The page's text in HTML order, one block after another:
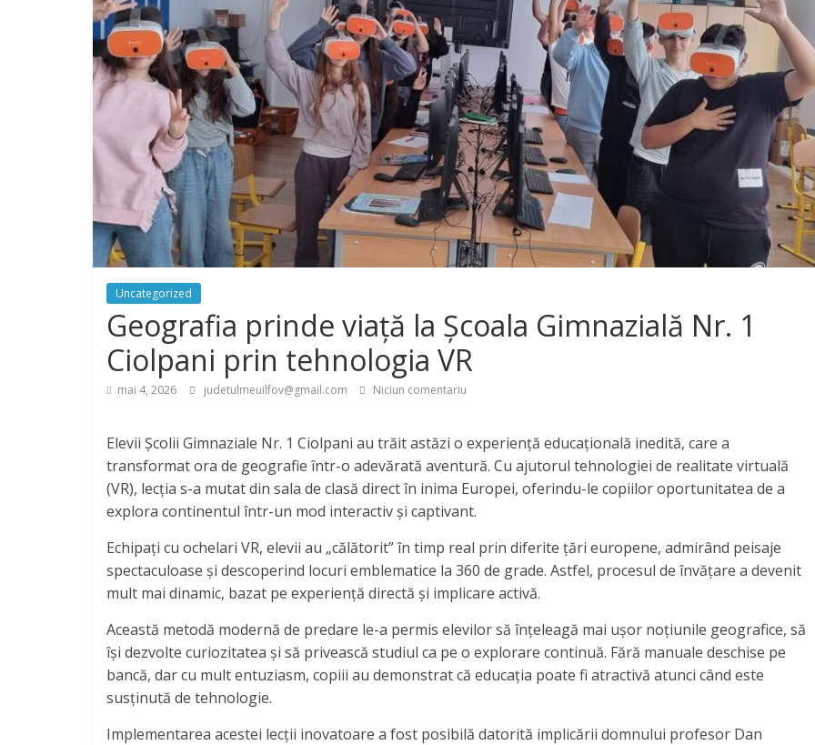
Uncategorized
Geografia prinde viață la Școala Gimnazială Nr. 1
Ciolpani prin tehnologia VR
mai 4, 2026 judetulmeuilfov@gmail.com Niciun comentariu
Elevii Școlii Gimnaziale Nr. 1 Ciolpani au trăit astăzi o experiență educațională inedită, care a
transformat ora de geografie într-o adevărată aventură. Cu ajutorul tehnologiei de realitate virtuală
(VR), lecția s-a mutat din sala de clasă direct în inima Europei, oferindu-le copiilor oportunitatea de a
explora continentul într-un mod interactiv și captivant.
Echipați cu ochelari VR, elevii au „călătorit” în timp real prin diferite țări europene, admirând peisaje
spectaculoase și descoperind locuri emblematice la 360 de grade. Astfel, procesul de învățare a devenit
mult mai dinamic, bazat pe experiență directă și implicare activă.
Această metodă modernă de predare le-a permis elevilor să înțeleagă mai ușor noțiunile geografice, să
își dezvolte curiozitatea și să privească studiul ca pe o explorare continuă. Fără manuale deschise pe
bancă, dar cu mult entuziasm, copiii au demonstrat că educația poate fi atractivă atunci când este
susținută de tehnologie.
Implementarea acestei lecții inovatoare a fost posibilă datorită implicării domnului profesor Dan